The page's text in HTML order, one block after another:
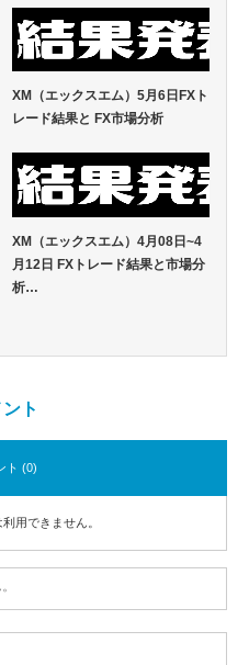
XM（エックスエム）5月6日FXト
レード結果と FX市場分析
XM（エックスエム）4月08日~4
月12日 FXトレード結果と市場分
析…
ト
ト (0)
用できません。